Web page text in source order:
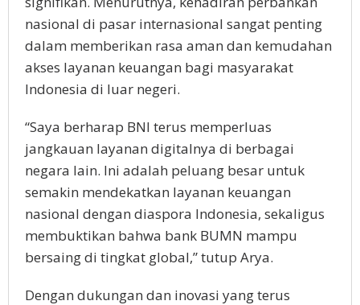
nasional di pasar internasional sangat penting
dalam memberikan rasa aman dan kemudahan
akses layanan keuangan bagi masyarakat
Indonesia di luar negeri.
“Saya berharap BNI terus memperluas
jangkauan layanan digitalnya di berbagai
negara lain. Ini adalah peluang besar untuk
semakin mendekatkan layanan keuangan
nasional dengan diaspora Indonesia, sekaligus
membuktikan bahwa bank BUMN mampu
bersaing di tingkat global,” tutup Arya.
Dengan dukungan dan inovasi yang terus